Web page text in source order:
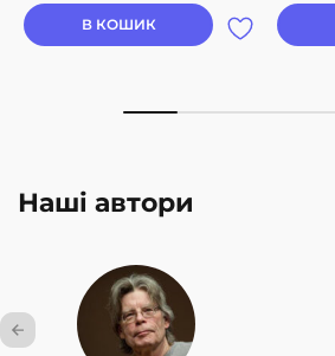
В КОШИК
Наші автори